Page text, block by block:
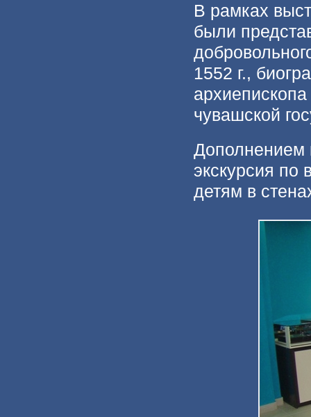
В рамках
были
1552 г.,
чувашской
Дополнением
экскурсия по
детям в